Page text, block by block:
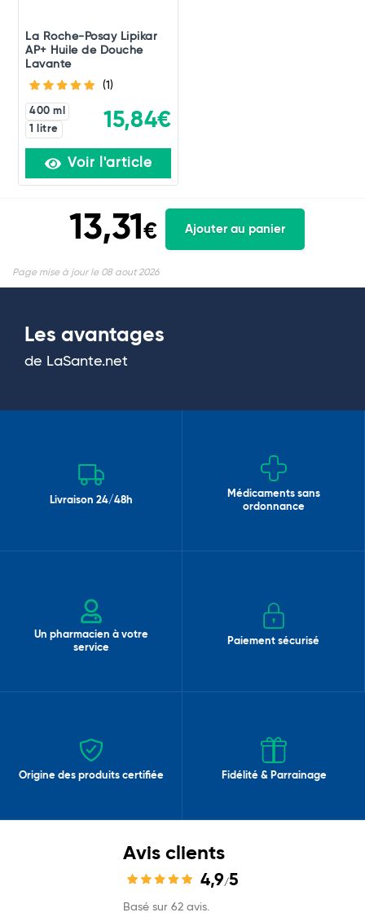
La Roche-Posay Lipikar
AP+ Huile de Douche
Lavante
(1)
400 ml
1 litre
15,84€
Voir l'article
13,31€ Ajouter au panier
Page mise à jour le 08 aout 2026
Les avantages
de LaSante.net
Livraison 24/48h
Médicaments sans
ordonnance
Un pharmacien à votre
service
Paiement sécurisé
Origine des produits certifiée Fidélité & Parrainage
Avis clients
4,9/5
Basé sur 62 avis.